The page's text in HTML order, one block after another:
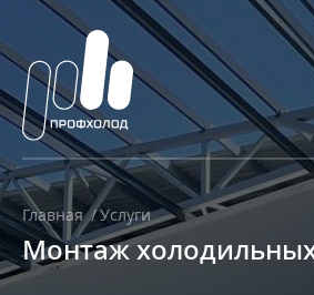
Главная Услуги
Монтаж